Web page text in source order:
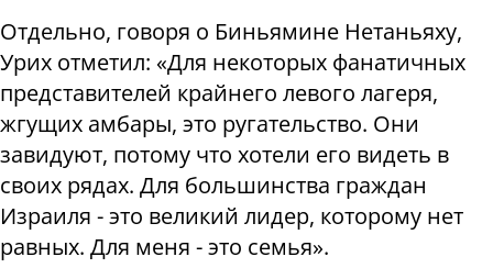
Отдельно, говоря о Биньямине Нетаньяху,
Урих отметил: «Для некоторых фанатичных
представителей крайнего левого лагеря,
жгущих амбары, это ругательство. Они
завидуют, потому что хотели его видеть в
своих рядах. Для большинства граждан
Израиля - это великий лидер, которому нет
равных. Для меня - это семья».